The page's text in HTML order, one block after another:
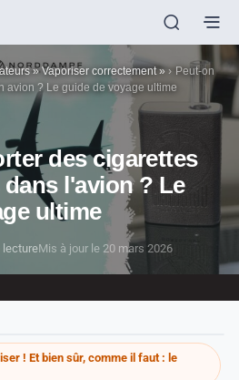
»Vaporiser correctement »
Peut-on
avion ? Le guide de voyage ultime
des cigarettes
l'avion ? Le
ultime
lectureMis à jour le 20 mars 2026
! Et bien sûr, comme il faut : le